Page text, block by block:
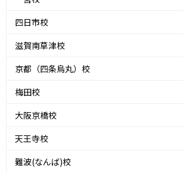
四日市校
滋賀南草津校
京都（四条烏丸）校
梅田校
大阪京橋校
天王寺校
難波(なんば)校